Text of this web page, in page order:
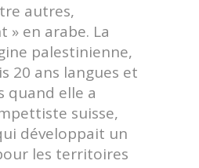
autres,
» en arabe. La
palestinienne,
20 ans langues et
quand elle a
suisse,
développait un
les territoires